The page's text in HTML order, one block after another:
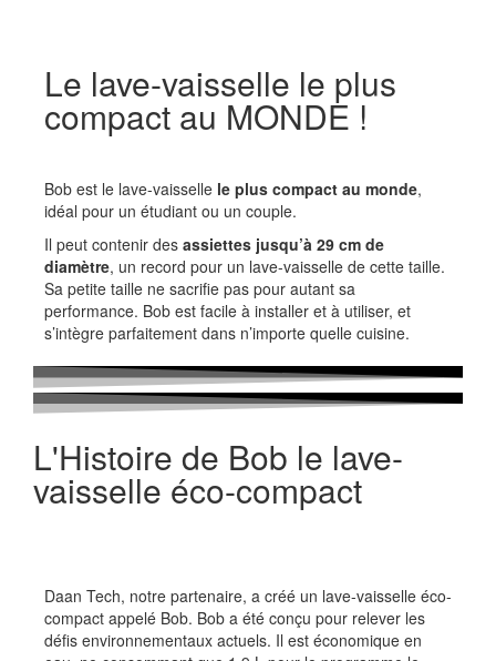
Le lave-vaisselle le plus
compact au MONDE !
Bob est le lave-vaisselle le plus compact au monde,
idéal pour un étudiant ou un couple.
Il peut contenir des assiettes jusqu’à 29 cm de
diamètre, un record pour un lave-vaisselle de cette taille.
Sa petite taille ne sacrifie pas pour autant sa
performance. Bob est facile à installer et à utiliser, et
s’intègre parfaitement dans n’importe quelle cuisine.
L'Histoire de Bob le lave-
vaisselle éco-compact
Daan Tech, notre partenaire, a créé un lave-vaisselle éco-
compact appelé Bob. Bob a été conçu pour relever les
défis environnementaux actuels. Il est économique en